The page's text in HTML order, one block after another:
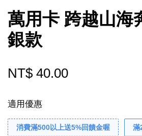
萬用卡 跨越山海
銀款
NT$ 40.00
適用優惠
消費滿500以上送5%回饋金喔 滿